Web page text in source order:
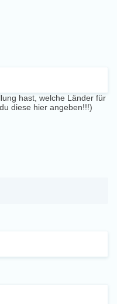
hast, welche Länder für
diese hier angeben!!!)